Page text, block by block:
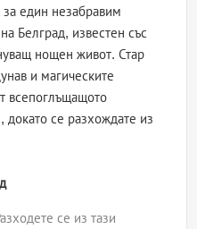
за един незабравим
Белград, известен със
нощен живот. Стар
и магическите
всепоглъщащото
се разхождате из
се из тази